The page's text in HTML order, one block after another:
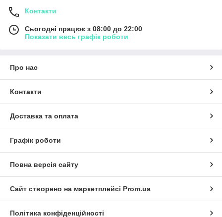
Контакти
Сьогодні працює з 08:00 до 22:00
Показати весь графік роботи
Про нас
Контакти
Доставка та оплата
Графік роботи
Повна версія сайту
Сайт створено на маркетплейсі Prom.ua
Політика конфіденційності